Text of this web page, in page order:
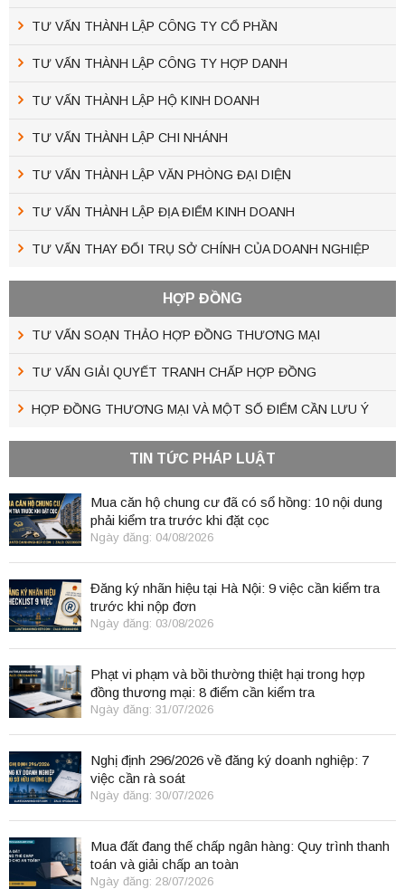
TƯ VẤN THÀNH LẬP CÔNG TY CỔ PHẦN
TƯ VẤN THÀNH LẬP CÔNG TY HỢP DANH
TƯ VẤN THÀNH LẬP HỘ KINH DOANH
TƯ VẤN THÀNH LẬP CHI NHÁNH
TƯ VẤN THÀNH LẬP VĂN PHÒNG ĐẠI DIỆN
TƯ VẤN THÀNH LẬP ĐỊA ĐIỂM KINH DOANH
TƯ VẤN THAY ĐỔI TRỤ SỞ CHÍNH CỦA DOANH NGHIỆP
HỢP ĐỒNG
TƯ VẤN SOẠN THẢO HỢP ĐỒNG THƯƠNG MẠI
TƯ VẤN GIẢI QUYẾT TRANH CHẤP HỢP ĐỒNG
HỢP ĐỒNG THƯƠNG MẠI VÀ MỘT SỐ ĐIỂM CẦN LƯU Ý
TIN TỨC PHÁP LUẬT
Mua căn hộ chung cư đã có sổ hồng: 10 nội dung
phải kiểm tra trước khi đặt cọc
Ngày đăng: 04/08/2026
Đăng ký nhãn hiệu tại Hà Nội: 9 việc cần kiểm tra
trước khi nộp đơn
Ngày đăng: 03/08/2026
Phạt vi phạm và bồi thường thiệt hại trong hợp
đồng thương mại: 8 điểm cần kiểm tra
Ngày đăng: 31/07/2026
Nghị định 296/2026 về đăng ký doanh nghiệp: 7
việc cần rà soát
Ngày đăng: 30/07/2026
Mua đất đang thế chấp ngân hàng: Quy trình thanh
toán và giải chấp an toàn
Ngày đăng: 28/07/2026